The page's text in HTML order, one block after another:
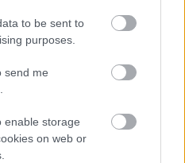
to be sent to
purposes.
send me
enable storage
on web or
az autópálya